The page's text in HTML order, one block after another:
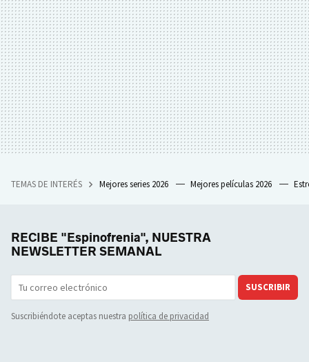
TEMAS DE INTERÉS Mejores series 2026 Mejores películas 2026
RECIBE "Espinofrenia", NUESTRA
NEWSLETTER SEMANAL
SUSCRIBIR
Suscribiéndote aceptas nuestra política de privacidad